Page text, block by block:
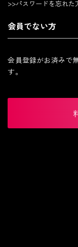
>>パスワードを忘れた
会員でない方
会員登録がお済みで
す。